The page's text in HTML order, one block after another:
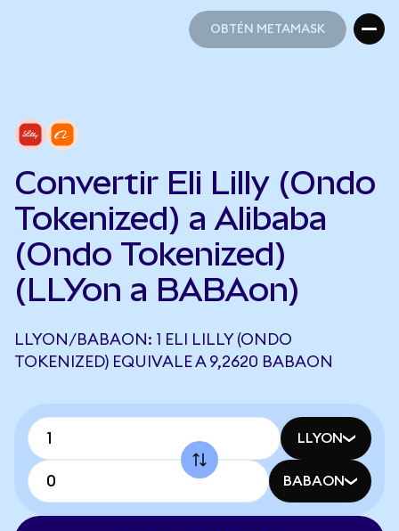
OBTÉN METAMASK
Convertir Eli Lilly (Ondo
Tokenized) a Alibaba
(Ondo Tokenized)
(LLYon a BABAon)
LLYON/BABAON: 1 ELI LILLY (ONDO
TOKENIZED) EQUIVALE A 9,2620 BABAON
LLYON
BABAON